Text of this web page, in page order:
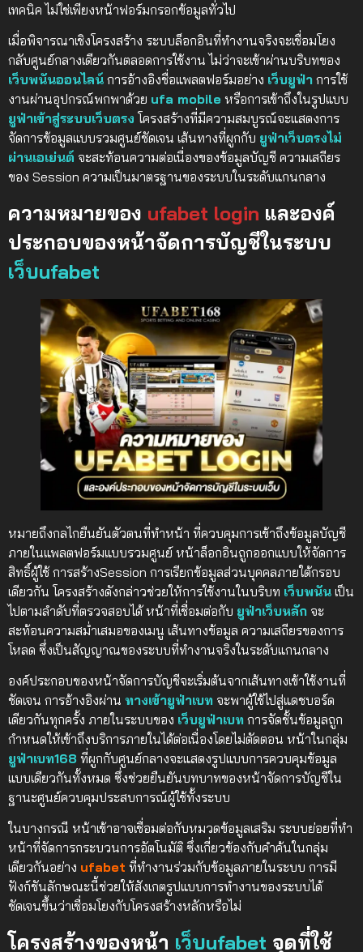
เทคนิค ไม่ใช่เพียงหน้าฟอร์มกรอกข้อมูลทั่วไป
เมื่อพิจารณาเชิงโครงสร้าง ระบบล็อกอินที่ทำงานจริงจะเชื่อมโยง
กลับศูนย์กลางเดียวกันตลอดการใช้งาน ไม่ว่าจะเข้าผ่านบริบทของ
เว็บพนันออนไลน์ การอ้างอิงชื่อแพลตฟอร์มอย่าง เว็บยูฟ่า การใช้
งานผ่านอุปกรณ์พกพาด้วย ufa mobile หรือการเข้าถึงในรูปแบบ
ยูฟ่าเข้าสู่ระบบเว็บตรง โครงสร้างที่มีความสมบูรณ์จะแสดงการ
จัดการข้อมูลแบบรวมศูนย์ชัดเจน เส้นทางที่ผูกกับ ยูฟ่าเว็บตรงไม่
ผ่านเอเย่นต์ จะสะท้อนความต่อเนื่องของข้อมูลบัญชี ความเสถียร
ของ Session ความเป็นมาตรฐานของระบบในระดับแกนกลาง
ความหมายของ ufabet login และองค์
ประกอบของหน้าจัดการบัญชีในระบบ
เว็บufabet
หมายถึงกลไกยืนยันตัวตนที่ทำหน้า ที่ควบคุมการเข้าถึงข้อมูลบัญชี
ภายในแพลตฟอร์มแบบรวมศูนย์ หน้าล็อกอินถูกออกแบบให้จัดการ
สิทธิ์ผู้ใช้ การสร้างSession การเรียกข้อมูลส่วนบุคคลภายใต้กรอบ
เดียวกัน โครงสร้างดังกล่าวช่วยให้การใช้งานในบริบท เว็บพนัน เป็น
ไปตามลำดับที่ตรวจสอบได้ หน้าที่เชื่อมต่อกับ ยูฟ่าเว็บหลัก จะ
สะท้อนความสม่ำเสมอของเมนู เส้นทางข้อมูล ความเสถียรของการ
โหลด ซึ่งเป็นสัญญาณของระบบที่ทำงานจริงในระดับแกนกลาง
องค์ประกอบของหน้าจัดการบัญชีจะเริ่มต้นจากเส้นทางเข้าใช้งานที่
ชัดเจน การอ้างอิงผ่าน ทางเข้ายูฟ่าเบท จะพาผู้ใช้ไปสู่แดชบอร์ด
เดียวกันทุกครั้ง ภายในระบบของ เว็บยูฟ่าเบท การจัดชั้นข้อมูลถูก
กำหนดให้เข้าถึงบริการภายในได้ต่อเนื่องโดยไม่ตัดตอน หน้าในกลุ่ม
ยูฟ่าเบท168 ที่ผูกกับศูนย์กลางจะแสดงรูปแบบการควบคุมข้อมูล
แบบเดียวกันทั้งหมด ซึ่งช่วยยืนยันบทบาทของหน้าจัดการบัญชีใน
ฐานะศูนย์ควบคุมประสบการณ์ผู้ใช้ทั้งระบบ
ในบางกรณี หน้าเข้าอาจเชื่อมต่อกับหมวดข้อมูลเสริม ระบบย่อยที่ทำ
หน้าที่จัดการกระบวนการอัตโนมัติ ซึ่งเกี่ยวข้องกับคำค้นในกลุ่ม
เดียวกันอย่าง ufabet ที่ทำงานร่วมกับข้อมูลภายในระบบ การมี
ฟังก์ชันลักษณะนี้ช่วยให้สังเกตรูปแบบการทำงานของระบบได้
ชัดเจนขึ้นว่าเชื่อมโยงกับโครงสร้างหลักหรือไม่
โครงสร้างของหน้า เว็บufabet จุดที่ใช้